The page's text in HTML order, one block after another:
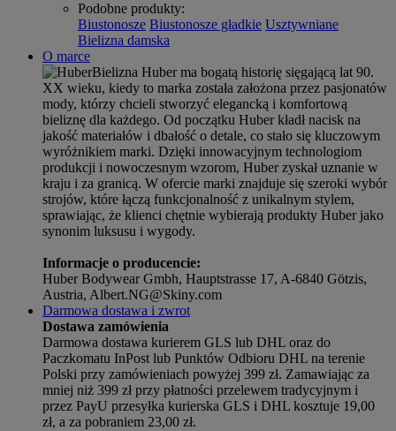
Podobne produkty:
Biustonosze Biustonosze gładkie Usztywniane
Bielizna damska
O marce
Bielizna Huber ma bogatą historię sięgającą lat 90.
XX wieku, kiedy to marka została założona przez pasjonatów
mody, którzy chcieli stworzyć elegancką i komfortową
bieliznę dla każdego. Od początku Huber kładł nacisk na
jakość materiałów i dbałość o detale, co stało się kluczowym
wyróżnikiem marki. Dzięki innowacyjnym technologiom
produkcji i nowoczesnym wzorom, Huber zyskał uznanie w
kraju i za granicą. W ofercie marki znajduje się szeroki wybór
strojów, które łączą funkcjonalność z unikalnym stylem,
sprawiając, że klienci chętnie wybierają produkty Huber jako
synonim luksusu i wygody.
Informacje o producencie:
Huber Bodywear Gmbh, Hauptstrasse 17, A-6840 Götzis,
Austria, Albert.NG@Skiny.com
Darmowa dostawa i zwrot
Dostawa zamówienia
Darmowa dostawa kurierem GLS lub DHL oraz do
Paczkomatu InPost lub Punktów Odbioru DHL na terenie
Polski przy zamówieniach powyżej 399 zł. Zamawiając za
mniej niż 399 zł przy płatności przelewem tradycyjnym i
przez PayU przesyłka kurierska GLS i DHL kosztuje 19,00
zł, a za pobraniem 23,00 zł.